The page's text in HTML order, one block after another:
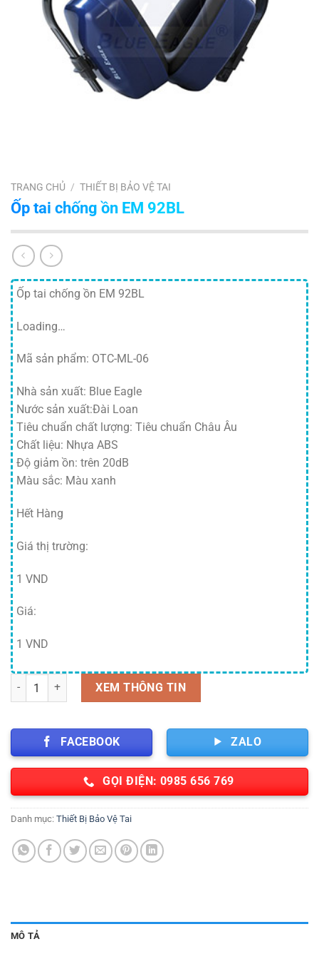
TRANG CHỦ / THIẾT BỊ BẢO VỆ TAI
Ốp tai chống ồn EM 92BL
Ốp tai chống ồn EM 92BL
Loading…
Mã sản phẩm: OTC-ML-06
Nhà sản xuất: Blue Eagle
Nước sản xuất:Đài Loan
Tiêu chuẩn chất lượng: Tiêu chuẩn Châu Âu
Chất liệu: Nhựa ABS
Độ giảm ồn: trên 20dB
Màu sắc: Màu xanh
Hết Hàng
Giá thị trường:
1 VND
Giá:
1 VND
Ốp tai chống ồn EM 92BL số lượng
XEM THÔNG TIN
FACEBOOK ZALO
GỌI ĐIỆN: 0985 656 769
Danh mục: Thiết Bị Bảo Vệ Tai
MÔ TẢ